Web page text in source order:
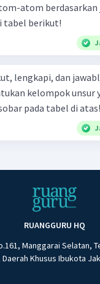
atom berdasarkan
tabel berikut!
lengkapi, dan
pada tabel di atas!
RUANGGURU HQ
Manggarai Selatan,
Khusus Ibukota